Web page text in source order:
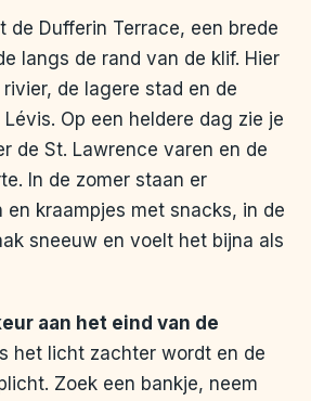
de Dufferin Terrace, een brede
langs de rand van de klif. Hier
de lagere stad en de
Op een heldere dag zie je
de St. Lawrence varen en de
In de zomer staan er
kraampjes met snacks, in de
sneeuw en voelt het bijna als
aan het eind van de
het licht zachter wordt en de
Zoek een bankje, neem